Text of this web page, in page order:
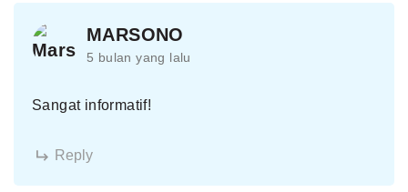
MARSONO
5 bulan yang lalu
Sangat informatif!
Reply